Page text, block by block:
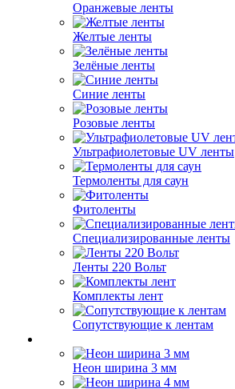
Оранжевые ленты
Желтые ленты
Зелёные ленты
Синие ленты
Розовые ленты
Ультрафиолетовые UV ленты
Термоленты для саун
Фитоленты
Специализированные ленты
Ленты 220 Вольт
Комплекты лент
Сопутствующие к лентам
Неон ширина 3 мм